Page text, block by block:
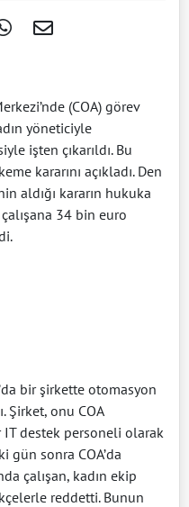
(COA) görev
yöneticiyle
işten çıkarıldı. Bu
kararını açıkladı. Den
aldığı kararın hukuka
34 bin euro
bir şirkette otomasyon
Şirket, onu COA
IT destek personeli olarak
gün sonra COA’da
çalışan, kadın ekip
reddetti. Bunun